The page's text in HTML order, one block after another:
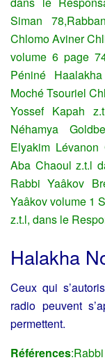
Siman
Chlomo Aviner
volume 6 page
Péniné
Moché Tsouriel
Yossef Kapah
Néhamya
Elyakim
Aba Chaoul z.t.l
Rabbi Yaâkov
Yaâkov volume 1
z.t.l, dans le
Halakha
Ceux qui
radio peuvent
permettent.
Références